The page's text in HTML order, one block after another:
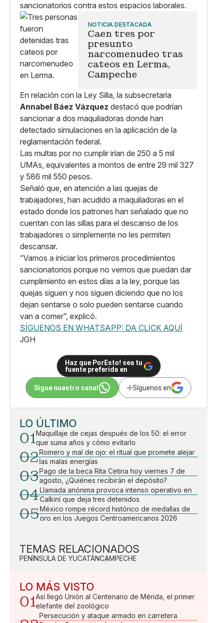
sancionatorios contra estos espacios laborales.
NOTICIA DESTACADA
Caen tres por
presunto
narcomenudeo tras
cateos en Lerma,
Campeche
En relación con la Ley Silla, la subsecretaria
Annabel Báez Vázquez destacó que podrían
sancionar a dos maquiladoras donde han
detectado simulaciones en la aplicación de la
reglamentación federal.
Las multas por no cumplir irían de 250 a 5 mil
UMAs, equivalentes a montos de entre 29 mil 327
y 586 mil 550 pesos.
Señaló que, en atención a las quejas de
trabajadores, han acudido a maquiladoras en el
estado donde los patrones han señalado que no
cuentan con las sillas para el descanso de los
trabajadores o simplemente no les permiten
descansar.
“Vamos a iniciar los primeros procedimientos
sancionatorios porque no vemos que puedan dar
cumplimiento en estos días a la ley, porque las
quejas siguen y nos siguen diciendo que no los
dejan sentarse o solo pueden sentarse cuando
van a comer”, explicó.
SÍGUENOS EN WHATSAPP: DA CLICK AQUÍ
JGH
Haz que PorEsto! sea tu
fuente preferida en
Sigue nuestro canal Síguenos en
LO ÚLTIMO
01Maquillaje de cejas después de los 50: el error
que suma años y cómo evitarlo
02Romero y mal de ojo: el ritual que promete alejar
las malas energías
03Pago de la beca Rita Cetina hoy viernes 7 de
agosto, ¿Quiénes recibirán el depósito?
04Llamada anónima provoca intenso operativo en
Calkiní que deja tres detenidos
05México rompe récord histórico de medallas de
oro en los Juegos Centroamericanos 2026
TEMAS RELACIONADOS
PENÍNSULA DE YUCATÁNCAMPECHE
LO MÁS VISTO
01Así llegó Unión al Centenario de Mérida, el primer
elefante del zoológico
Persecución y ataque armado en carretera